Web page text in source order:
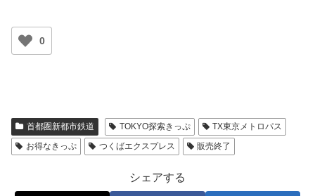
0
首都圏新都市鉄道 TOKYO探索きっぷ
TX東京メトロパス
お得なきっぷ
つくばエクスプレス 販売終了
シェアする